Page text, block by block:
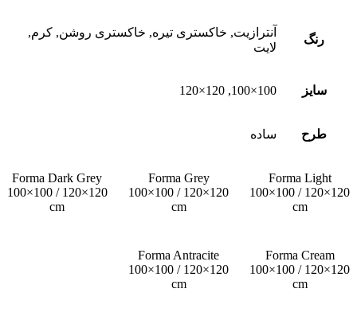
رنگ
آنترازیت, خاکستری تیره, خاکستری روشن, کرم,
لایت
سایز 100×100, 120×120
طرح ساده
Forma Light
100×100 / 120×120
cm
Forma Grey
100×100 / 120×120
cm
Forma Dark Grey
100×100 / 120×120
cm
Forma Cream
100×100 / 120×120
cm
Forma Antracite
100×100 / 120×120
cm